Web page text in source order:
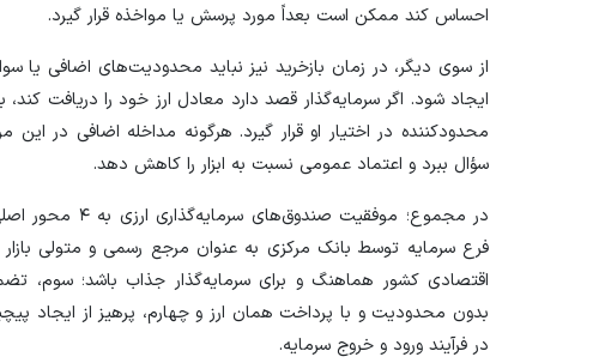
احساس کند ممکن است بعداً مورد پرسش یا مواخذه قرار گیرد.
از سوی دیگر، در زمان بازخرید نیز نباید محدودیت‌های اضافی یا
ایجاد شود. اگر سرمایه‌گذار قصد دارد معادل ارز خود را دریافت
محدودکننده در اختیار او قرار گیرد. هرگونه مداخله اضافی در این
سؤال ببرد و اعتماد عمومی نسبت به ابزار را کاهش دهد.
در مجموع؛
فرع سرمایه توسط بانک مرکزی به عنوان مرجع رسمی و متولی
اقتصادی کشور هماهنگ و برای سرمایه‌گذار جذاب باشد؛ سوم،
بدون محدودیت و با پرداخت همان ارز و چهارم، پرهیز از ایجاد
در فرآیند ورود و خروج سرمایه.